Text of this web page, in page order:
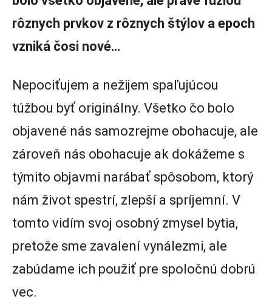
rôznych prvkov z rôznych štýlov a epoch
vzniká čosi nové…
Nepociťujem a nežijem spaľujúcou
túžbou byť originálny. Všetko čo bolo
objavené nás samozrejme obohacuje, ale
zároveň nás obohacuje ak dokážeme s
týmito objavmi narábať spôsobom, ktorý
nám život spestrí, zlepší a spríjemní. V
tomto vidím svoj osobný zmysel bytia,
pretože sme zavalení vynálezmi, ale
zabúdame ich použiť pre spoločnú dobrú
vec.